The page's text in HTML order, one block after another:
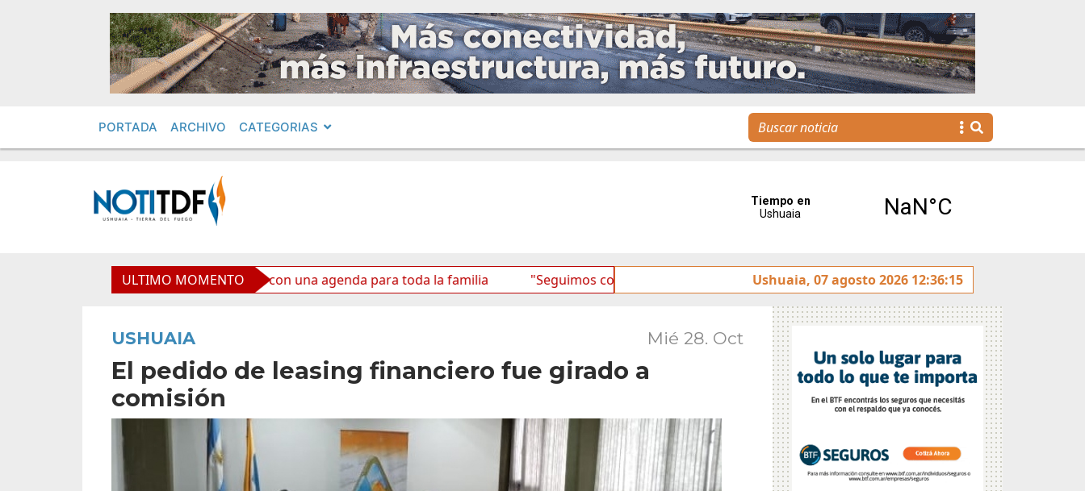
PORTADA ARCHIVO CATEGORIAS
ULTIMO MOMENTO
celebra el Mes de las Infancias con una agenda para toda la familia "Seguimos consolidando al BTF como una Banca de Fomento cercana a las familias y a las
Ushuaia, 07 agosto 2026 12:36:15
USHUAIA Mié 28. Oct
El pedido de leasing financiero fue girado a
comisión